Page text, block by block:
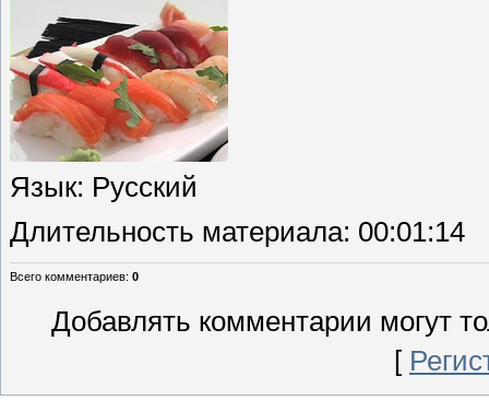
Язык: Русский
Длительность материала: 00:01:14
Всего комментариев: 0
Добавлять комментарии могут
[